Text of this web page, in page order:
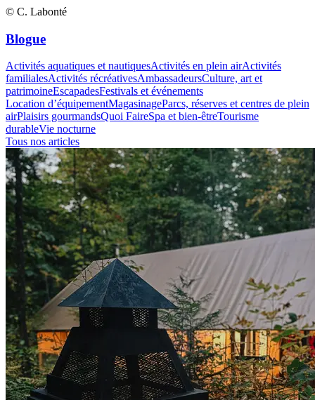
© C. Labonté
Blogue
Activités aquatiques et nautiquesActivités en plein airActivités
familialesActivités récréativesAmbassadeursCulture, art et
patrimoineEscapadesFestivals et événements
Location d’équipementMagasinageParcs, réserves et centres de plein
airPlaisirs gourmandsQuoi FaireSpa et bien-êtreTourisme
durableVie nocturne
Tous nos articles